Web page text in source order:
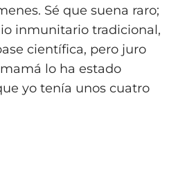
Sé que suena raro;
inmunitario tradicional,
científica, pero juro
lo ha estado
yo tenía unos cuatro